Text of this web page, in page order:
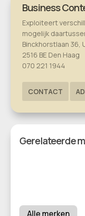
Business
Exploiteert
mogelijk
Binckhorstlaan 36,
2516 BE Den Haag
070 221 1944
CONTACT
Gerelateerde
Alle merken